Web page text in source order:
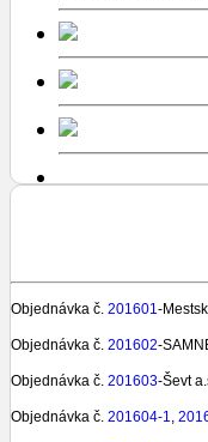
Objednávka č. 201601-
Objednávka č. 201602-
Objednávka č. 201603-Ševt
Objednávka č. 201604-1,